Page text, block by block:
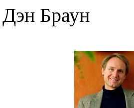
Дэн Браун